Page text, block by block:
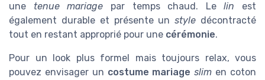
une tenue mariage par temps chaud. Lelin est
également durable et présente unstyle décontracté
tout en restant approprié pour une cérémonie.
Pour un look plus formel mais toujours relax, vous
pouvez envisager un costume mariage slim en coton